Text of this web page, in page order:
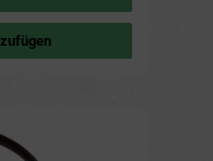
Automobilindustrie,
usw. 10 Einheiten pro